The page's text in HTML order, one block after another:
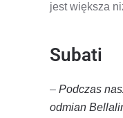
jest większa
Subati
– Podczas
odmian